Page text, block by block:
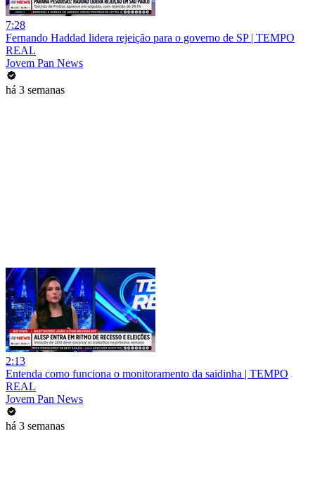
7:28
Fernando Haddad lidera rejeição para o governo de SP | TEMPO
REAL
Jovem Pan News
há 3 semanas
2:13
Entenda como funciona o monitoramento da saidinha | TEMPO
REAL
Jovem Pan News
há 3 semanas